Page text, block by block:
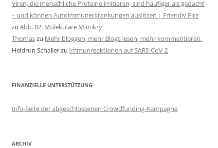
Viren, die menschliche Proteine imitieren, sind häufiger als gedacht
– und können Autoimmunerkrankungen auslösen | Friendly Fire
zu Abb. 82: Molekulare Mimikry
Thomaszu Mehr bloggen, mehr Blogs lesen, mehr kommentieren.
Heidrun Schallerzu Immunreaktionen auf SARS-CoV-2
FINANZIELLE UNTERSTÜTZUNG
Info-Seite der abgeschlossenen Crowdfunding-Kampagne
ARCHIV